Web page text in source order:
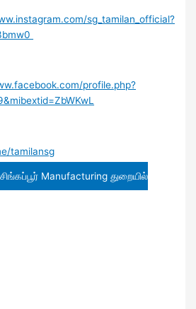
sg_tamilan_official?
profile.php?
tamilansg
Manufacturing துறையில்